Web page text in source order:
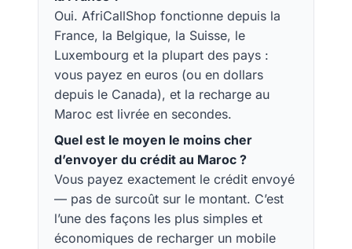
Oui. AfriCallShop fonctionne depuis la
France, la Belgique, la Suisse, le
Luxembourg et la plupart des pays :
vous payez en euros (ou en dollars
depuis le Canada), et la recharge au
Maroc est livrée en secondes.
Quel est le moyen le moins cher
d’envoyer du crédit au Maroc ?
Vous payez exactement le crédit envoyé
— pas de surcoût sur le montant. C’est
l’une des façons les plus simples et
économiques de recharger un mobile